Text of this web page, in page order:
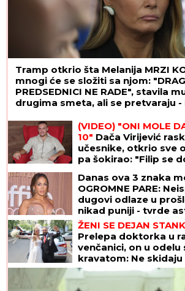
Tramp otkrio šta Melanija MRZI
mnogi će se složiti sa njom:
PREDSEDNICI NE RADE", stavila
drugima smeta, ali se pretvaraju
(VIDEO) "ONI MOLE
10" Dača Virijević
učesnike, otkrio sve
pa šokirao: "Filip se
Danas ova 3 znaka
OGROMNE PARE:
dugovi odlaze u
nikad puniji - tvrde
ŽENI SE DEJAN
Prelepa doktorka u
venčanici, on u odelu
kravatom: Ne
crkveno venčanje